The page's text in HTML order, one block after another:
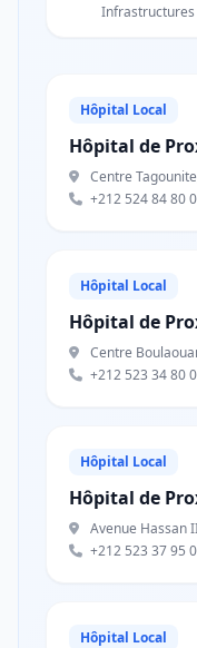
Infrastructures
Hôpital Local
Hôpital de
Centre
+212 524 84 80
Hôpital Local
Hôpital de
Centre
+212 523 34 80
Hôpital Local
Hôpital de
Avenue Hassan
+212 523 37 95
Hôpital Local